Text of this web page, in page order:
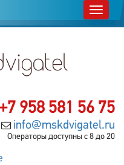
958 581 56 75
info@mskdvigatel.ru
Операторы доступны с 8 до 20